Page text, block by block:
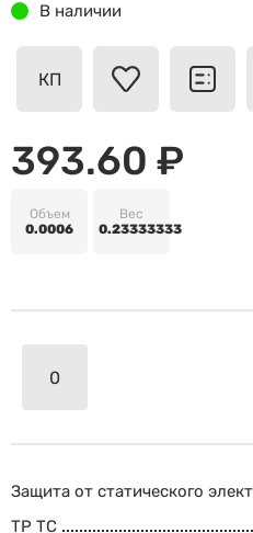
В наличии
КП
393.60 ₽
Объем
0.0006
Вес
0.23333333
Защита от статического
ТР ТС